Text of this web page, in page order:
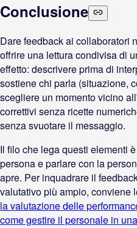
Conclusione
Dare feedback ai collaboratori
offrire una lettura condivisa di
effetto: descrivere prima di
sostiene chi parla (situazione,
scegliere un momento vicino
correttivi senza ricette
senza svuotare il messaggio.
Il filo che lega questi elementi
persona e parlare con la
apre. Per inquadrare il
valutativo più ampio, conviene
la valutazione delle
come gestire il personale in